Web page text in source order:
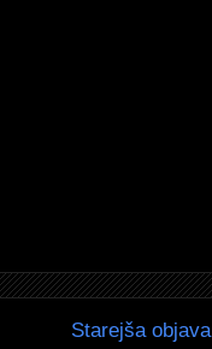
Starejša objava